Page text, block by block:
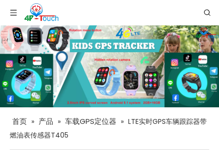
首页 » 产品 » 车载GPS定位器 » LTE实时GPS车辆跟踪器带
燃油表传感器T405